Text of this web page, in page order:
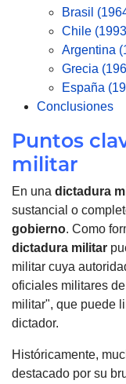
Brasil
Chile
Argentina
Grecia
España
Conclusiones
Puntos
militar
En una dictadura
sustancial o
gobierno. Como
dictadura militar
militar cuya
oficiales militares
militar", que puede
dictador.
Históricamente,
destacado por su